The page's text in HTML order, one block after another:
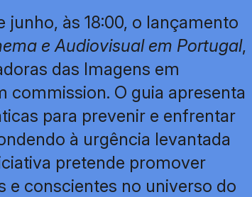
junho, às 18:00, o lançamento
e Audiovisual em Portugal,
das Imagens em
O guia apresenta
para prevenir e enfrentar
à urgência levantada
pretende promover
e conscientes no universo do